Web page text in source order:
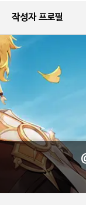
작성자 프로필